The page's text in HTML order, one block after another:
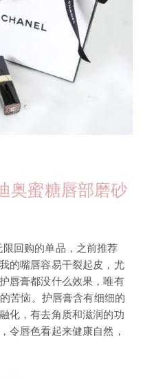
迪奥蜜糖唇部磨砂
回购的单品，之前推荐
的嘴唇容易干裂起皮，尤
唇膏都没什么效果，唯有
苦恼。护唇膏含有细细的
化，有去角质和滋润的功
令唇色看起来健康自然，